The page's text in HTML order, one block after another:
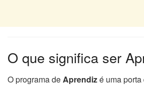
O que significa ser
O programa deAprendizé uma